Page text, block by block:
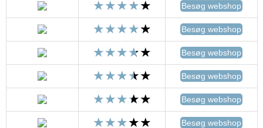
Besøg webshop
Besøg webshop
Besøg webshop
Besøg webshop
Besøg webshop
Besøg webshop